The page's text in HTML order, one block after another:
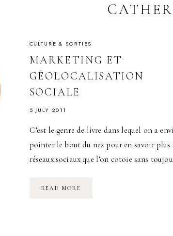
CULTURE & SORTIES
MARKETING ET
GÉOLOCALISATION
SOCIALE
5 JULY 2011
C’est le genre de livre dans lequel on a
pointer le bout du nez pour en savoir plus
réseaux sociaux que l’on cotoie sans
READ MORE